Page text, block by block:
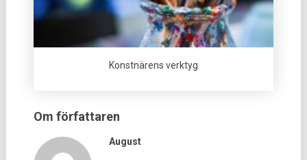
Konstnärens verktyg
Om författaren
August